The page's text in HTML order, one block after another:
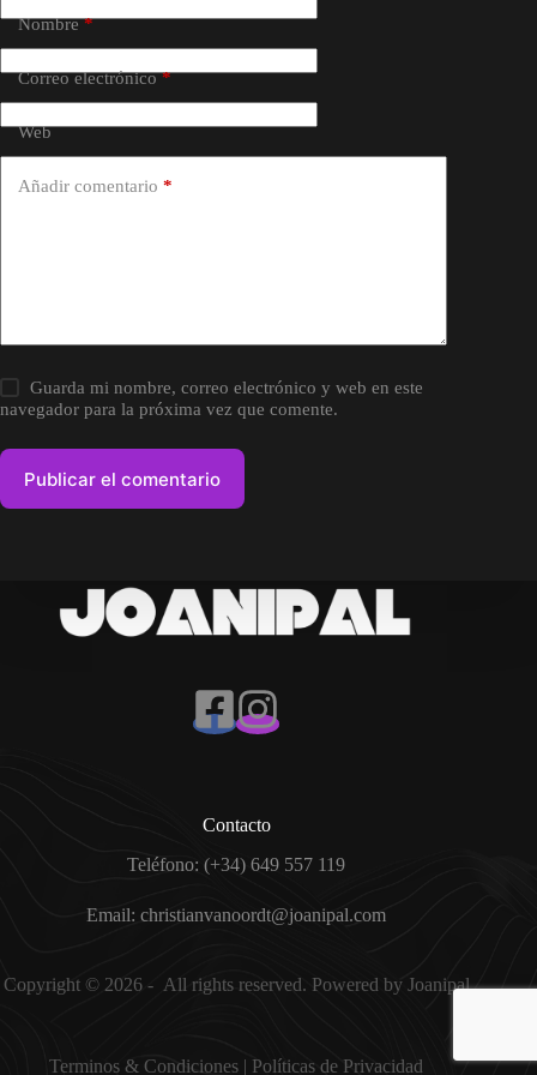
Nombre*
Correo electrónico*
Web
Añadir comentario *
Guarda mi nombre, correo electrónico y web en este
navegador para la próxima vez que comente.
Publicar el comentario
Contacto
Teléfono: (+34) 649 557 119
Email: christianvanoordt@joanipal.com
Copyright © 2026 - All rights reserved. Powered by Joanipal
Terminos & Condiciones | Políticas de Privacidad